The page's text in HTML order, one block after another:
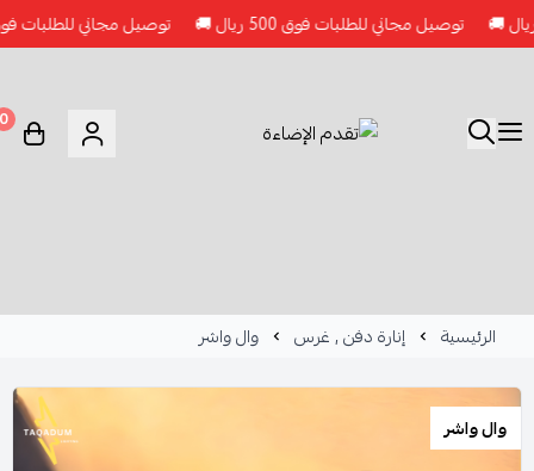
توصيل مجاني للطلبات فوق 500 ريال 🚚 توصيل مجاني للطلبات فوق 500 ريال 🚚
0
الرئيسية إنارة دفن , غرس وال واشر
وال واشر